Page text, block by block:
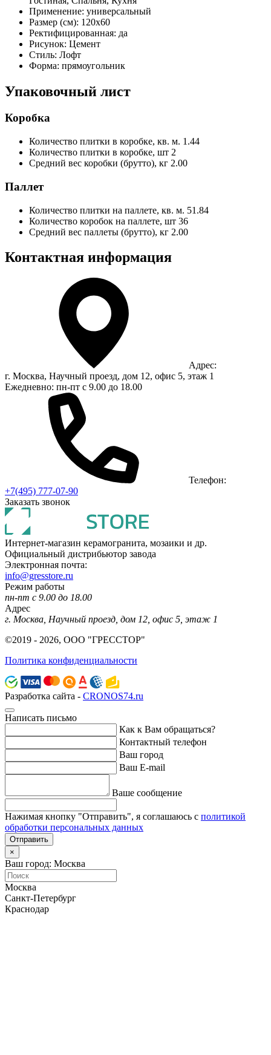
Применение: универсальный
Размер (см): 120x60
Ректифицированная: да
Рисунок: Цемент
Стиль: Лофт
Форма: прямоугольник
Упаковочный лист
Коробка
Количество плитки в коробке, кв. м. 1.44
Количество плитки в коробке, шт 2
Средний вес коробки (брутто), кг 2.00
Паллет
Количество плитки на паллете, кв. м. 51.84
Количество коробок на паллете, шт 36
Средний вес паллеты (брутто), кг 2.00
Контактная информация
Адрес:
г. Москва, Научный проезд, дом 12, офис 5, этаж 1
Ежедневно: пн-пт с 9.00 до 18.00
Телефон:
+7(495) 777-07-90
Заказать звонок
Интернет-магазин керамогранита, мозаики и др.
Официальный дистрибьютор завода
Электронная почта:
info@gresstore.ru
Режим работы
пн-пт с 9.00 до 18.00
Адрес
г. Москва, Научный проезд, дом 12, офис 5, этаж 1
©2019 - 2026, ООО "ГРЕССТОР"
Политика конфиденциальности
Разработка сайта - CRONOS74.ru
Написать письмо
Как к Вам обращаться?
Контактный телефон
Ваш город
Ваш E-mail
Ваше сообщение
Нажимая кнопку "Отправить", я соглашаюсь с политикой
обработки персональных данных
Отправить
×
Ваш город: Москва
Москва
Санкт-Петербург
Краснодар